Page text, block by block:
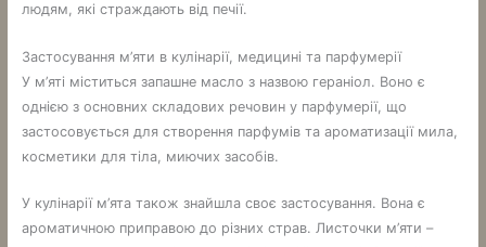
людям, які страждають від печії.
Застосування м’яти в кулінарії, медицині та парфумерії
У м’яті міститься запашне масло з назвою гераніол. Воно є
однією з основних складових речовин у парфумерії, що
застосовується для створення парфумів та ароматизації мила,
косметики для тіла, миючих засобів.
У кулінарії м’ята також знайшла своє застосування. Вона є
ароматичною приправою до різних страв. Листочки м’яти –